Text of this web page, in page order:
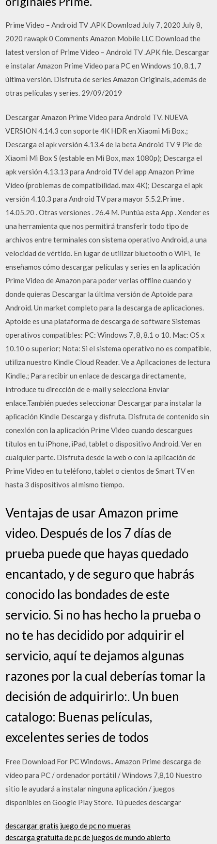
Prime Video – Android TV .APK Download July 7, 2020 July 8,
2020 rawapk 0 Comments Amazon Mobile LLC Download the
latest version of Prime Video – Android TV .APK file. Descargar
e instalar Amazon Prime Video para PC en Windows 10, 8.1, 7
última versión. Disfruta de series Amazon Originals, además de
otras películas y series. 29/09/2019
Descargar Amazon Prime Video para Android TV. NUEVA
VERSION 4.14.3 con soporte 4K HDR en Xiaomi Mi Box.;
Descarga el apk versión 4.13.4 de la beta Android TV 9 Pie de
Xiaomi Mi Box S (estable en Mi Box, max 1080p); Descarga el
apk versión 4.13.13 para Android TV del app Amazon Prime
Vídeo (problemas de compatibilidad. max 4K); Descarga el apk
versión 4.10.3 para Android TV para mayor 5.5.2.Prime .
14.05.20 . Otras versiones . 26.4 M. Puntúa esta App . Xender es
una herramienta que nos permitirá transferir todo tipo de
archivos entre terminales con sistema operativo Android, a una
velocidad de vértido. En lugar de utilizar bluetooth o WiFi, Te
enseñamos cómo descargar películas y series en la aplicación
Prime Video de Amazon para poder verlas offline cuando y
donde quieras Descargar la última versión de Aptoide para
Android. Un market completo para la descarga de aplicaciones.
Aptoide es una plataforma de descarga de software Sistemas
operativos compatibles: PC: Windows 7, 8, 8.1 o 10. Mac: OS x
10.10 o superior; Nota: Si el sistema operativo no es compatible,
utiliza nuestro Kindle Cloud Reader. Ve a Aplicaciones de lectura
Kindle.; Para recibir un enlace de descarga directamente,
introduce tu dirección de e-mail y selecciona Enviar
enlace.También puedes seleccionar Descargar para instalar la
aplicación Kindle Descarga y disfruta. Disfruta de contenido sin
conexión con la aplicación Prime Video cuando descargues
títulos en tu iPhone, iPad, tablet o dispositivo Android. Ver en
cualquier parte. Disfruta desde la web o con la aplicación de
Prime Video en tu teléfono, tablet o cientos de Smart TV en
hasta 3 dispositivos al mismo tiempo.
Ventajas de usar Amazon prime
video. Después de los 7 días de
prueba puede que hayas quedado
encantado, y de seguro que habrás
conocido las bondades de este
servicio. Si no has hecho la prueba o
no te has decidido por adquirir el
servicio, aquí te dejamos algunas
razones por la cual deberías tomar la
decisión de adquirirlo:. Un buen
catalogo: Buenas películas,
excelentes series de todos
Free Download For PC Windows.. Amazon Prime descarga de
vídeo para PC / ordenador portátil / Windows 7,8,10 Nuestro
sitio le ayudará a instalar ninguna aplicación / juegos
disponibles en Google Play Store. Tú puedes descargar
descargar gratis juego de pc no mueras
descarga gratuita de pc de juegos de mundo abierto